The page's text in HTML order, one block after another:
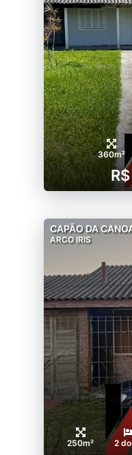
360m²
CAPÃO DA
ARCO IRIS
250m² 2